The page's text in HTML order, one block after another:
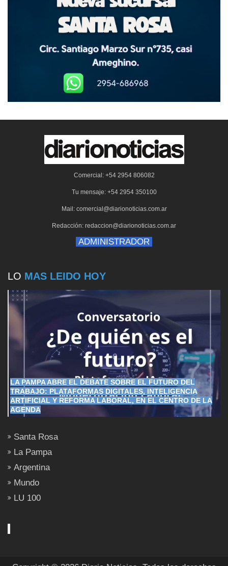
Comercial: +54 2954 806082
Tu mensaje: +54 2954 350100
Mail: comercial@diarionoticias.com.ar
Redacción: redaccion@diarionoticias.com.ar
ADMINISTRADOR
LO MAS LEIDO HOY
LA PAMPA ABRE EL DEBATE SOBRE EL FUTURO DEL
TRABAJO: PLATAFORMAS DIGITALES, INTELIGENCIA
ARTIFICIAL Y REFORMA LABORAL, EN EL CENTRO DE LA
AGENDA
Santa Rosa
La Pampa
Argentina
Mundo
LU 100